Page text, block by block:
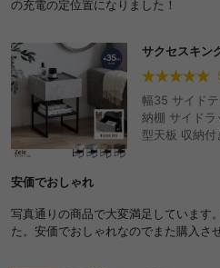
の充電の定位置になりました！
サクセスキン
幅35 サイド
納棚 サイドラ
型天板 収納
安価でおしゃれ
写真通りの商品で大変満足しています
た。安価でおしゃれなのでまた購入さ